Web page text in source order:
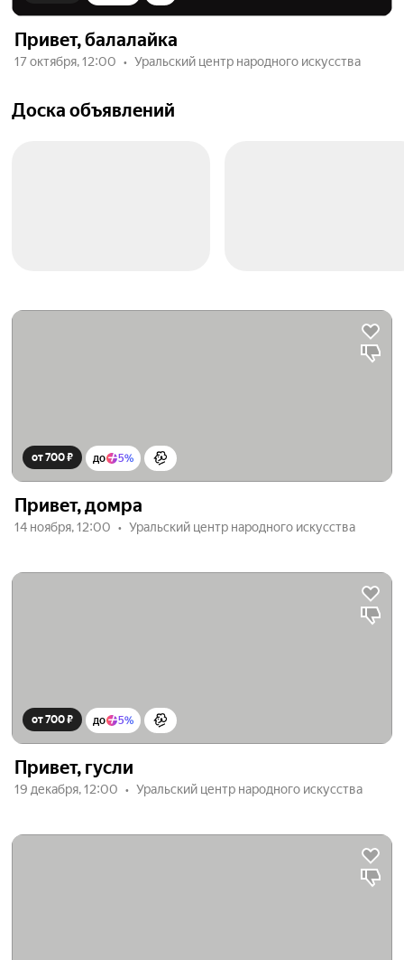
Привет, балалайка
17 октября, 12:00 Уральский центр народного искусства
Доска объявлений
от 700 ₽ до 5%
Привет, домра
14 ноября, 12:00 Уральский центр народного искусства
от 700 ₽ до 5%
Привет, гусли
19 декабря, 12:00 Уральский центр народного искусства